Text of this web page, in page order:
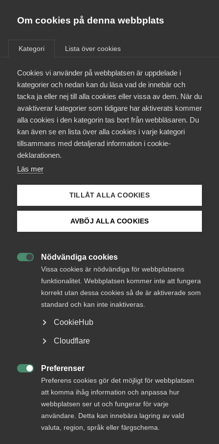
Om cookies på denna webbplats
Kategori Lista över cookies
Cookies vi använder på webbplatsen är uppdelade i
kategorier och nedan kan du läsa vad de innebär och
tacka ja eller nej till alla cookies eller vissa av dem. När du
avaktiverar kategorier som tidigare har aktiverats kommer
alla cookies i den kategorin tas bort från webbläsaren. Du
kan även se en lista över alla cookies i varje kategori
tillsammans med detaljerad information i cookie-
deklarationen.
Läs mer
TILLÅT ALLA COOKIES
AVBÖJ ALLA COOKIES
Nödvändiga cookies
Vissa cookies är nödvändiga för webbplatsens
funktionalitet. Webbplatsen kommer inte att fungera
korrekt utan dessa cookies så de är aktiverade som
standard och kan inte inaktiveras.
CookieHub
Cloudflare
Preferenser
Preferens cookies gör det möjligt för webbplatsen
att komma ihåg information och anpassa hur
webbplatsen ser ut och fungerar för varje
användare. Detta kan innebära lagring av vald
valuta, region, språk eller färgschema.
Almega Utbildning
Innovations­företagen
Kompetens­företagen
Medie­företagen
Säkerhets­företagen
Tåg­företagen
Om Almega
Aktuellt
Medlemskapet
Mina sidor
Kurser & utbildningar
Logga in på Arbetsgivarguiden
Sök på almega.se
Cookie-inställningar
Betänkande av utredningen
om kollektiv
rättighetsförvaltning på
upphovsrättsområdet
Remiss
Från
Justitiedepartementet
Svar senast
12 augusti 2015
läs remissen
Anne-Marie Fransson
tf. Förbundsdirektör